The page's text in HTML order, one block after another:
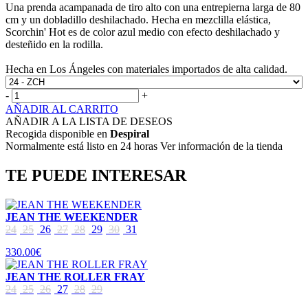
Una prenda acampanada de tiro alto con una entrepierna larga de 80
cm y un dobladillo deshilachado. Hecha en mezclilla elástica,
Scorchin' Hot es de color azul medio con efecto deshilachado y
desteñido en la rodilla.
Hecha en Los Ángeles con materiales importados de alta calidad.
-
+
AÑADIR AL CARRITO
AÑADIR A LA LISTA DE DESEOS
Recogida disponible en Despiral
Normalmente está listo en 24 horas Ver información de la tienda
TE PUEDE INTERESAR
JEAN THE WEEKENDER
24 25 26 27 28 29 30 31
330.00€
JEAN THE ROLLER FRAY
24 25 26 27 28 29